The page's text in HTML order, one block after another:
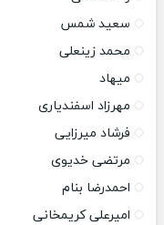
سعید شمس
محمد زینعلی
میهاد
مهرزاد اسفندیاری
فرشاد میرزایی
مرتضی خدیوی
احمدرضا بنام
امیرعلی کریمخانی